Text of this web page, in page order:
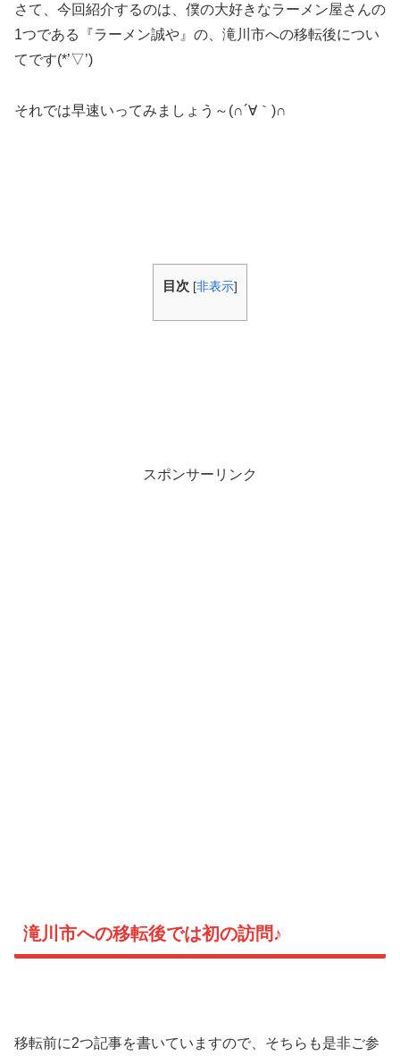
さて、今回紹介するのは、僕の大好きなラーメン屋さんの
1つである『ラーメン誠や』の、滝川市への移転後につい
てです(*’▽’)
それでは早速いってみましょう～(∩´∀｀)∩
目次 [非表示]
スポンサーリンク
滝川市への移転後では初の訪問♪
移転前に2つ記事を書いていますので、そちらも是非ご参